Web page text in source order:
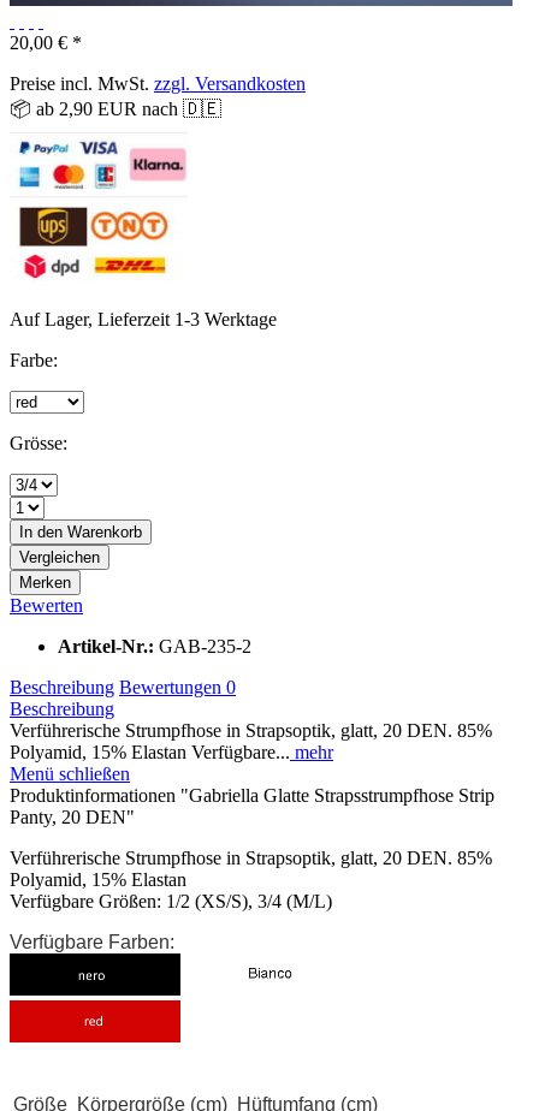
20,00 € *
Preise incl. MwSt. zzgl. Versandkosten
📦 ab 2,90 EUR nach 🇩🇪
Auf Lager, Lieferzeit 1-3 Werktage
Farbe:
Grösse:
In den Warenkorb
Vergleichen
Merken
Bewerten
Artikel-Nr.: GAB-235-2
Beschreibung Bewertungen 0
Beschreibung
Verführerische Strumpfhose in Strapsoptik, glatt, 20 DEN. 85%
Polyamid, 15% Elastan Verfügbare... mehr
Menü schließen
Produktinformationen "Gabriella Glatte Strapsstrumpfhose Strip
Panty, 20 DEN"
Verführerische Strumpfhose in Strapsoptik, glatt, 20 DEN. 85%
Polyamid, 15% Elastan
Verfügbare Größen: 1/2 (XS/S), 3/4 (M/L)
Verfügbare Farben:
Größe Körpergröße (cm) Hüftumfang (cm)